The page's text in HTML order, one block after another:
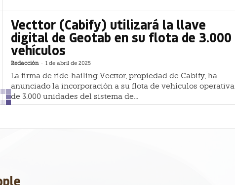
Vecttor (Cabify) utilizará la llave
digital de Geotab en su flota de 3.000
vehículos
Redacción - 1 de abril de 2025
La firma de ride-hailing Vecttor, propiedad de Cabify, ha
anunciado la incorporación a su flota de vehículos operativa
de 3.000 unidades del sistema de...